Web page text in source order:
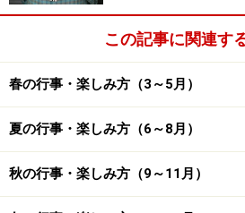
桜の花を散り乱すほどの強い風。
・貝寄せ（かいよせ）
陰暦2月20日頃に難波の浦に貝を
のこと。
夏に吹く風の名前 ・呼び名
この記事に関連す
春の行事・楽しみ方（3～5月）
夏の行事・楽しみ方（6～8月）
秋の行事・楽しみ方（9～11月）